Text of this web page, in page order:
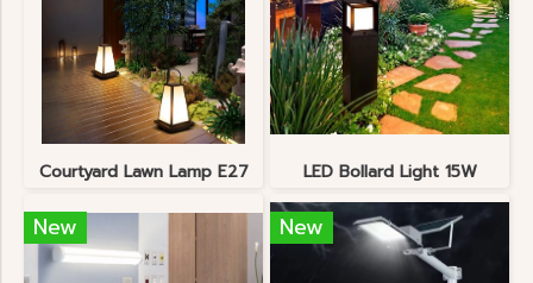
Courtyard Lawn Lamp E27 LED Bollard Light 15W
New New